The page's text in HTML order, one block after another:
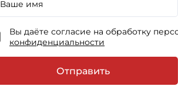
Ваше имя
Вы даёте согласие на обработку
конфиденциальности
Отправить